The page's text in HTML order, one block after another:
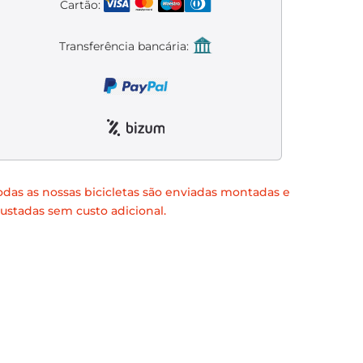
Cartão:
Transferência bancária:
as nossas bicicletas são enviadas montadas e
sem custo adicional.